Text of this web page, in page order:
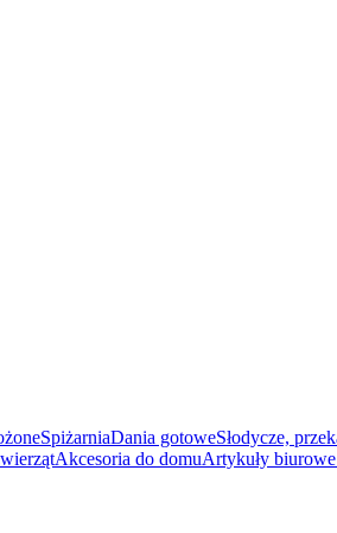
SpiżarniaDania gotoweSłodycze,
Akcesoria do domuArtykuły